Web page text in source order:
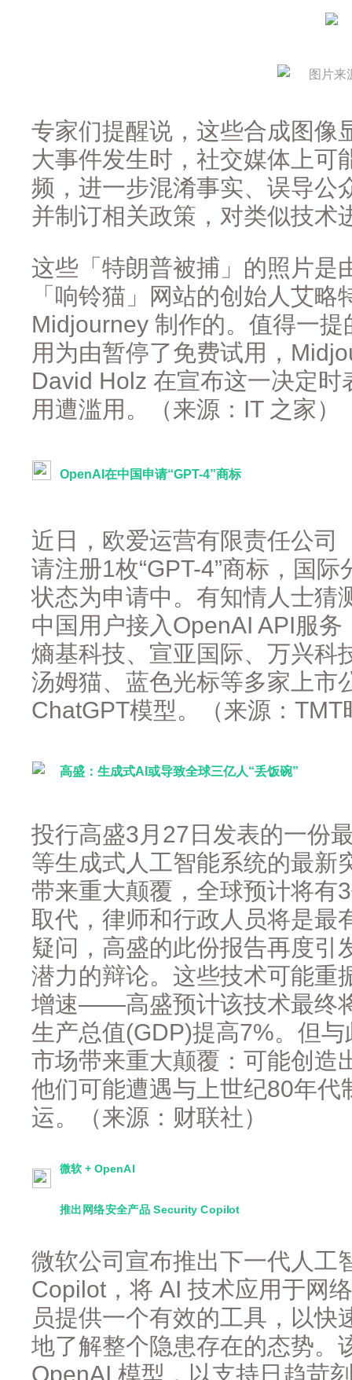
图片来
专家们提醒说，这些合成图像
大事件发生时，社交媒体上可
频，进一步混淆事实、误导公
并制订相关政策，对类似技术
这些「特朗普被捕」的照片是
「响铃猫」网站的创始人艾
Midjourney 制作的。值得一
用为由暂停了免费试用，
David Holz 在宣布这一决定
用遭滥用。（来源：IT 之家）
OpenAI在中国申请“GPT-4”商标
近日，欧爱运营有限责任公司
请注册1枚“GPT-4”商标，国
状态为申请中。有知情人士猜
中国用户接入OpenAI API服
熵基科技、宣亚国际、万兴科
汤姆猫、蓝色光标等多家上市
ChatGPT模型。（来源：TMT
高盛：生成式AI或导致全球三亿人“丢饭碗”
投行高盛3月27日发表的一份
等生成式人工智能系统的最新
带来重大颠覆，全球预计将有
取代，律师和行政人员将是最
疑问，高盛的此份报告再度引
潜力的辩论。这些技术可能重
增速——高盛预计该技术最终
生产总值(GDP)提高7%。但
市场带来重大颠覆：可能创造
他们可能遭遇与上世纪80年代
运。（来源：财联社）
微软 + OpenAI
推出网络安全产品 Security Copilot
微软公司宣布推出下一代人工
Copilot，将 AI 技术应用于网
员提供一个有效的工具，以快
地了解整个隐患存在的态势。
OpenAI 模型，以支持日趋苛